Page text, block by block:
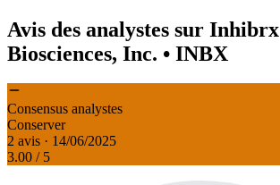
Avis des analystes sur Inhibrx
Biosciences, Inc. • INBX
Consensus analystes
Conserver
2 avis · 14/06/2025
3.00 / 5